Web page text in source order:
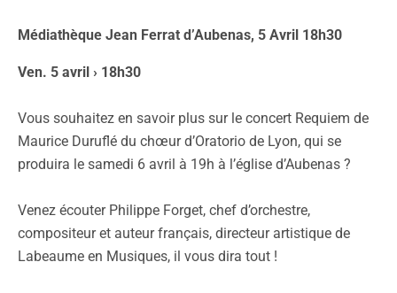
Médiathèque Jean Ferrat d’Aubenas, 5 Avril 18h30
Ven. 5 avril › 18h30
Vous souhaitez en savoir plus sur le concert Requiem de
Maurice Duruflé du chœur d’Oratorio de Lyon, qui se
produira le samedi 6 avril à 19h à l’église d’Aubenas ?
Venez écouter Philippe Forget, chef d’orchestre,
compositeur et auteur français, directeur artistique de
Labeaume en Musiques, il vous dira tout !